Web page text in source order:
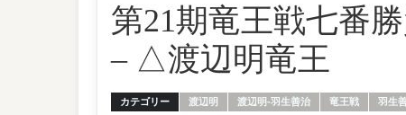
第21期竜王戦七番
– △渡辺明竜王
カテゴリー 渡辺明 渡辺明-羽生善治 竜王戦 羽生